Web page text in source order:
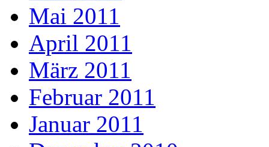
Mai 2011
April 2011
März 2011
Februar 2011
Januar 2011